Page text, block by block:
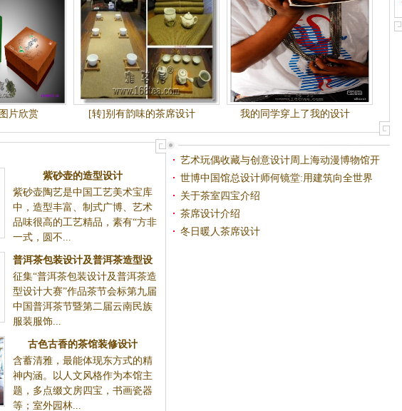
片欣赏 [转]别有韵味的茶席设计 我的同学穿上了我的设计
紫砂壶的造型设计
紫砂壶陶艺是中国工艺美术宝库
中，造型丰富、制式广博、艺术
品味很高的工艺精品，素有“方非
一式，圆不...
普洱茶包装设计及普洱茶造型设
计大赛公告
征集“普洱茶包装设计及普洱茶造
型设计大赛”作品茶节会标第九届
中国普洱茶节暨第二届云南民族
服装服饰...
古色古香的茶馆装修设计
含蓄清雅，最能体现东方式的精
神内涵。以人文风格作为本馆主
题，多点缀文房四宝，书画瓷器
等；室外园林...
艺术玩偶收藏与创意设计周上海动漫博物馆开
幕
世博中国馆总设计师何镜堂:用建筑向全世界
致敬
关于茶室四宝介绍
茶席设计介绍
冬日暖人茶席设计